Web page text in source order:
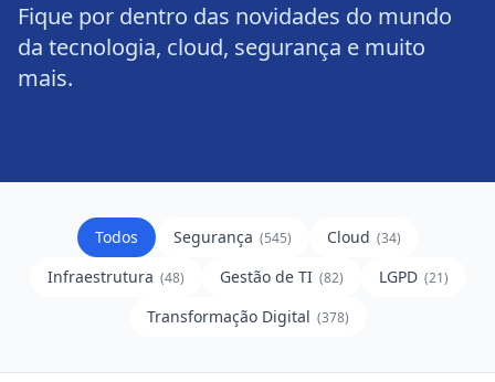
Fique por dentro das novidades do mundo
da tecnologia, cloud, segurança e muito
mais.
Todos Segurança (545) Cloud (34)
Infraestrutura (48) Gestão de TI (82) LGPD (21)
Transformação Digital (378)